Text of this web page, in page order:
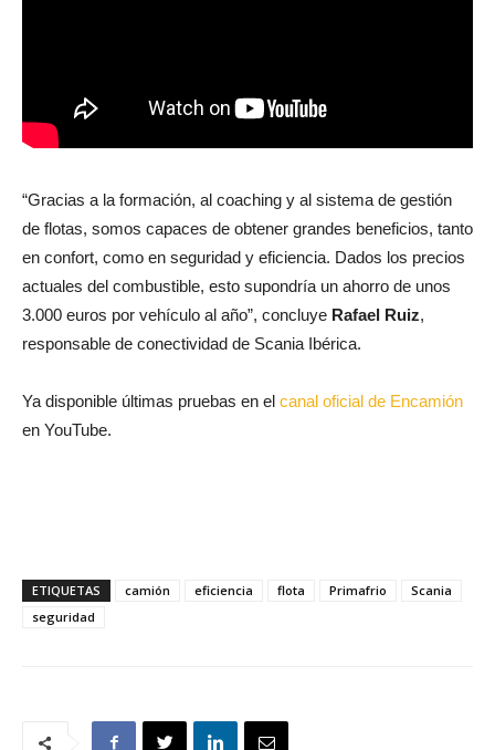
“Gracias a la formación, al coaching y al sistema de gestión
de flotas, somos capaces de obtener grandes beneficios, tanto
en confort, como en seguridad y eficiencia. Dados los precios
actuales del combustible, esto supondría un ahorro de unos
3.000 euros por vehículo al año”, concluye Rafael Ruiz,
responsable de conectividad de Scania Ibérica.
Ya disponible últimas pruebas en el canal oficial de Encamión
en YouTube.
ETIQUETAS camión eficiencia flota Primafrio
Scania
seguridad